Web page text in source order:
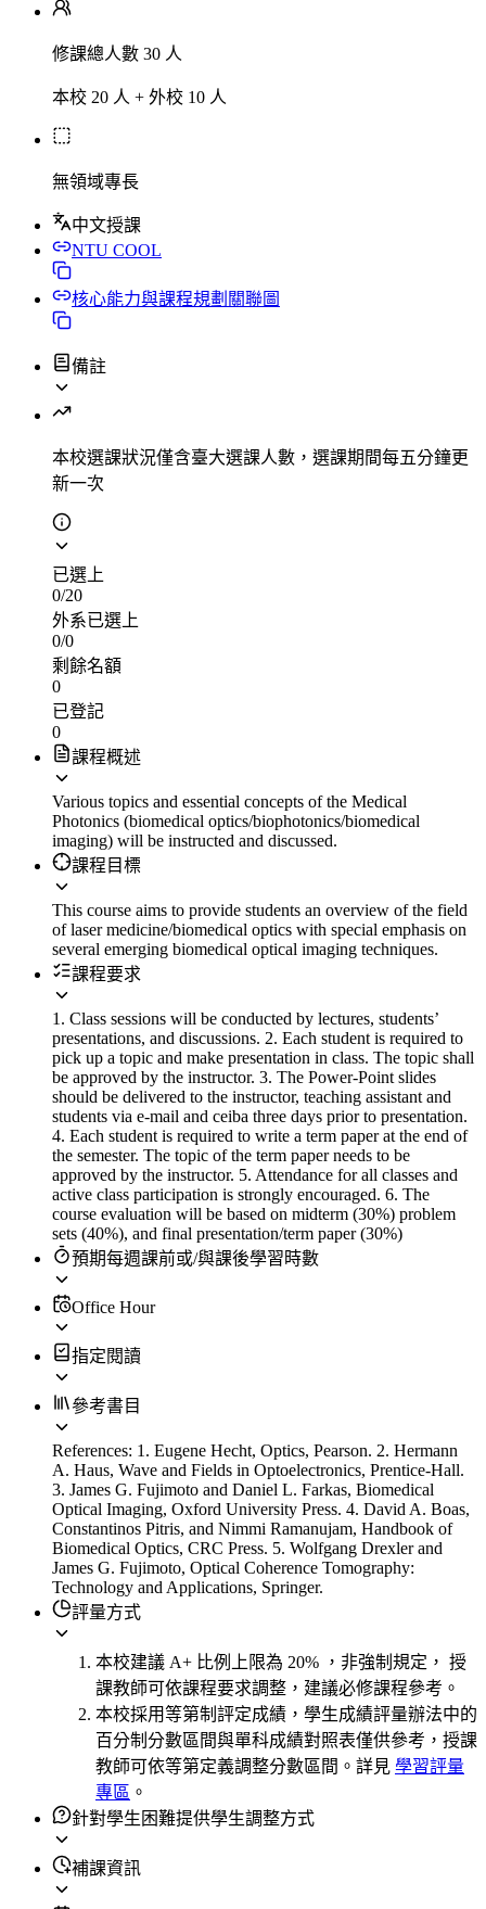
修課總人數 30 人
本校 20 人 + 外校 10 人
無領域專長
中文授課
NTU COOL
核心能力與課程規劃關聯圖
備註
本校選課狀況僅含臺大選課人數，選課期間每五分鐘更
新一次
已選上
0/20
外系已選上
0/0
剩餘名額
0
已登記
0
課程概述
Various topics and essential concepts of the Medical
Photonics (biomedical optics/biophotonics/biomedical
imaging) will be instructed and discussed.
課程目標
This course aims to provide students an overview of the field
of laser medicine/biomedical optics with special emphasis on
several emerging biomedical optical imaging techniques.
課程要求
1. Class sessions will be conducted by lectures, students’
presentations, and discussions. 2. Each student is required to
pick up a topic and make presentation in class. The topic shall
be approved by the instructor. 3. The Power-Point slides
should be delivered to the instructor, teaching assistant and
students via e-mail and ceiba three days prior to presentation.
4. Each student is required to write a term paper at the end of
the semester. The topic of the term paper needs to be
approved by the instructor. 5. Attendance for all classes and
active class participation is strongly encouraged. 6. The
course evaluation will be based on midterm (30%) problem
sets (40%), and final presentation/term paper (30%)
預期每週課前或/與課後學習時數
Office Hour
指定閱讀
參考書目
References: 1. Eugene Hecht, Optics, Pearson. 2. Hermann
A. Haus, Wave and Fields in Optoelectronics, Prentice-Hall.
3. James G. Fujimoto and Daniel L. Farkas, Biomedical
Optical Imaging, Oxford University Press. 4. David A. Boas,
Constantinos Pitris, and Nimmi Ramanujam, Handbook of
Biomedical Optics, CRC Press. 5. Wolfgang Drexler and
James G. Fujimoto, Optical Coherence Tomography:
Technology and Applications, Springer.
評量方式
本校建議 A+ 比例上限為 20% ，非強制規定， 授
課教師可依課程要求調整，建議必修課程參考。
本校採用等第制評定成績，學生成績評量辦法中的
百分制分數區間與單科成績對照表僅供參考，授課
教師可依等第定義調整分數區間。詳見 學習評量
專區 。
針對學生困難提供學生調整方式
補課資訊